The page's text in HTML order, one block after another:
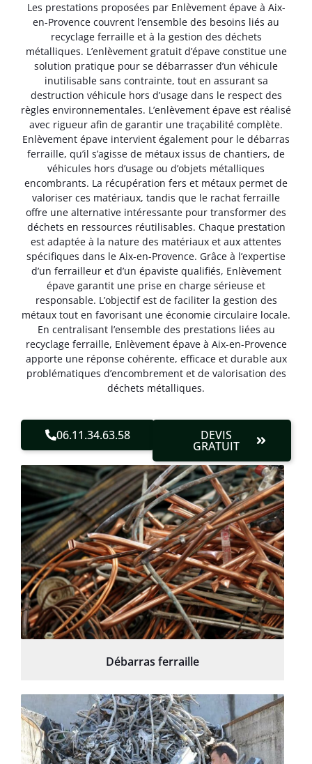
Les prestations proposées par Enlèvement épave à Aix-
en-Provence couvrent l’ensemble des besoins liés au
recyclage ferraille et à la gestion des déchets
métalliques. L’enlèvement gratuit d’épave constitue une
solution pratique pour se débarrasser d’un véhicule
inutilisable sans contrainte, tout en assurant sa
destruction véhicule hors d’usage dans le respect des
règles environnementales. L’enlèvement épave est réalisé
avec rigueur afin de garantir une traçabilité complète.
Enlèvement épave intervient également pour le débarras
ferraille, qu’il s’agisse de métaux issus de chantiers, de
véhicules hors d’usage ou d’objets métalliques
encombrants. La récupération fers et métaux permet de
valoriser ces matériaux, tandis que le rachat ferraille
offre une alternative intéressante pour transformer des
déchets en ressources réutilisables. Chaque prestation
est adaptée à la nature des matériaux et aux attentes
spécifiques dans le Aix-en-Provence. Grâce à l’expertise
d’un ferrailleur et d’un épaviste qualifiés, Enlèvement
épave garantit une prise en charge sérieuse et
responsable. L’objectif est de faciliter la gestion des
métaux tout en favorisant une économie circulaire locale.
En centralisant l’ensemble des prestations liées au
recyclage ferraille, Enlèvement épave à Aix-en-Provence
apporte une réponse cohérente, efficace et durable aux
problématiques d’encombrement et de valorisation des
déchets métalliques.
06.11.34.63.58 DEVIS
GRATUIT
Débarras ferraille